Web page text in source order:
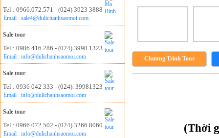
Tel : 0966.072.571 - (024) 3923 3888
Email : sale4@dulichanhsaomoi.com
Sale tour
Tel : 0986 416 286 - (024) 3998 1323
Email : info@dulichanhsaomoi.com
Sale tour
Tel : 0936 042 333 - (024). 39981323
Email : info@dulichanhsaomoi.com
Sale tour
Tel : 0966.072.502 - (024).3266.8060
Email : info@dulichanhsaomoi.com
Chương Trình Tour
(Thời